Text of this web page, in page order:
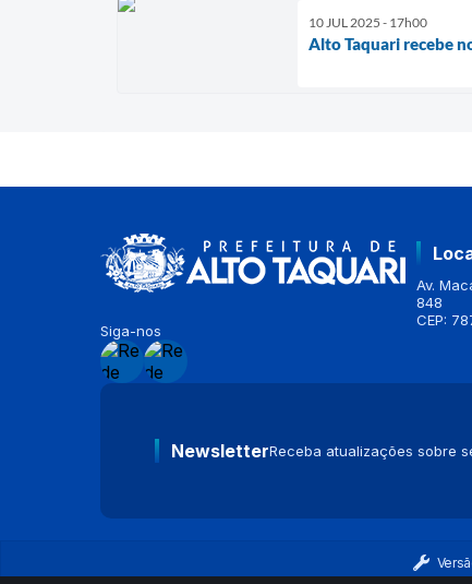
10 JUL 2025 - 17h00
Alto Taquari recebe
Siga-nos
Av.
848
CEP:
NewsletterReceba atualizações sobre